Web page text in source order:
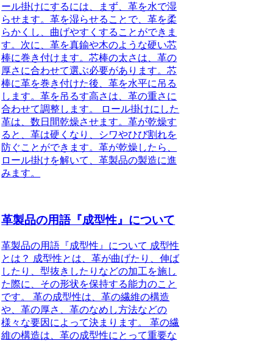
ール掛けにするには、まず、革を水で湿
らせます。革を湿らせることで、革を柔
らかくし、曲げやすくすることができま
す。次に、革を真鍮や木のような硬い芯
棒に巻き付けます。芯棒の太さは、革の
厚さに合わせて選ぶ必要があります。芯
棒に革を巻き付けた後、革を水平に吊る
します。革を吊るす高さは、革の重さに
合わせて調整します。 ロール掛けにした
革は、数日間乾燥させます。革が乾燥す
ると、革は硬くなり、シワやひび割れを
防ぐことができます。革が乾燥したら、
ロール掛けを解いて、革製品の製造に進
みます。
革製品の用語『成型性』について
革製品の用語『成型性』について 成型性
とは？ 成型性とは、革が曲げたり、伸ば
したり、型抜きしたりなどの加工を施し
た際に、その形状を保持する能力のこと
です。 革の成型性は、革の繊維の構造
や、革の厚さ、革のなめし方法などの
様々な要因によって決まります。 革の繊
維の構造は、革の成型性にとって重要な